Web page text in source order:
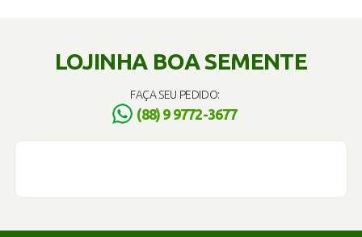
LOJINHA BOA SEMENTE
FAÇA SEU PEDIDO:
(88) 9 9772-3677